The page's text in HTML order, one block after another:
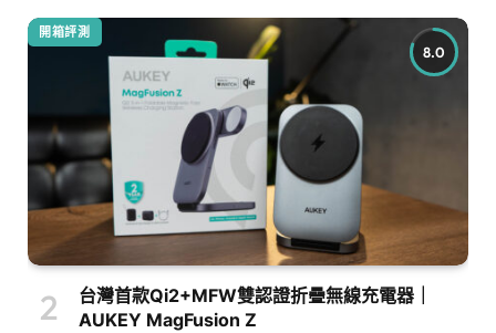
8.0
開箱評測
台灣首款Qi2+MFW雙認證折疊無線充電器｜
AUKEY MagFusion Z